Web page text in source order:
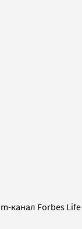
канал Forbes Life